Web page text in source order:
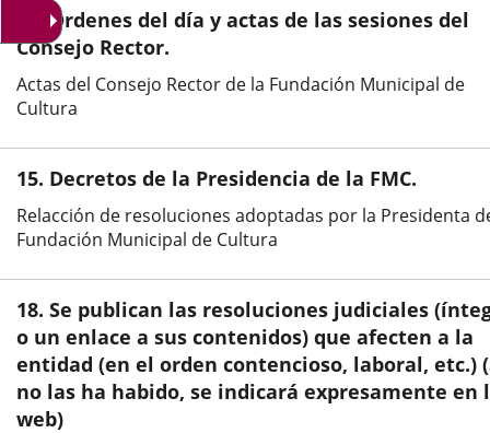
una
externa.
una
externa.
una
13. Ordenes del día y actas de las sesiones del
Consejo Rector.
Actas del Consejo Rector de la Fundación Municipal de
Cultura
15. Decretos de la Presidencia de la FMC.
Relacción de resoluciones adoptadas por la Presidenta
Fundación Municipal de Cultura
18. Se publican las resoluciones judiciales
o un enlace a sus contenidos) que afecten a la
entidad (en el orden contencioso, laboral, etc.)
no las ha habido, se indicará expresamente en
web)